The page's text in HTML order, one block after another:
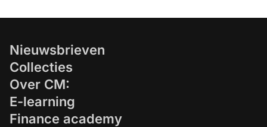
Nieuwsbrieven
Collecties
Over CM:
E-learning
Finance academy